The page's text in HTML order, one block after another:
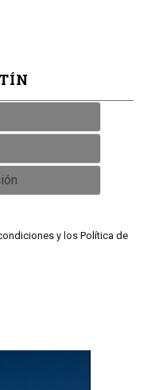
y los Política de